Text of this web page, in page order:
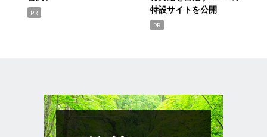
PR
特設サイトを公開
PR